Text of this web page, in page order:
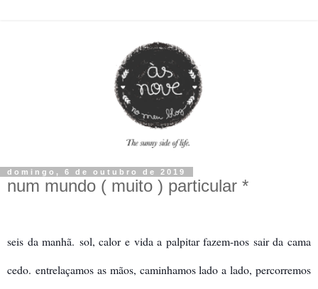
domingo, 6 de outubro de 2019
num mundo ( muito ) particular *
seis da manhã. sol, calor e vida a palpitar fazem-nos sair da cama
cedo. entrelaçamos as mãos, caminhamos lado a lado, percorremos